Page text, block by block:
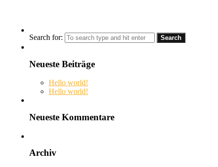
Search for:
Neueste Beiträge
Hello world!
Hello world!
Neueste Kommentare
Archiv